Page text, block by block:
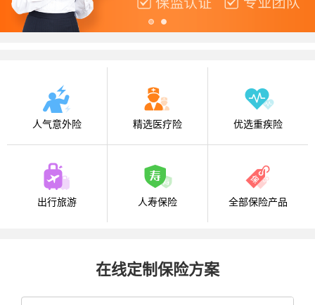
人气意外险 精选医疗险 优选重疾险
出行旅游 人寿保险 全部保险产品
在线定制保险方案